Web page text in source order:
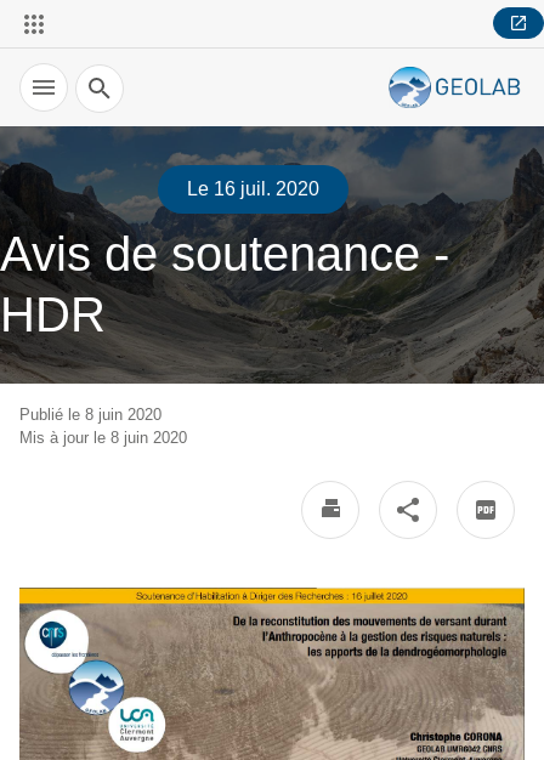
Recherche
Le 16 juil. 2020
Avis de soutenance -
HDR
Publié le 8 juin 2020
Mis à jour le 8 juin 2020